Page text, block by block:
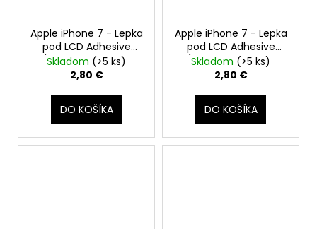
Apple iPhone 7 - Lepka
pod LCD Adhesive
(tesnenie, lepiaca
páska) - Biela
Skladom (>5 ks)
2,80 €
DO KOŠÍKA
Apple iPhone 7 - Lepka
pod LCD Adhesive
(tesnenie, lepiaca
páska) - Čierna
Skladom (>5 ks)
2,80 €
DO KOŠÍKA